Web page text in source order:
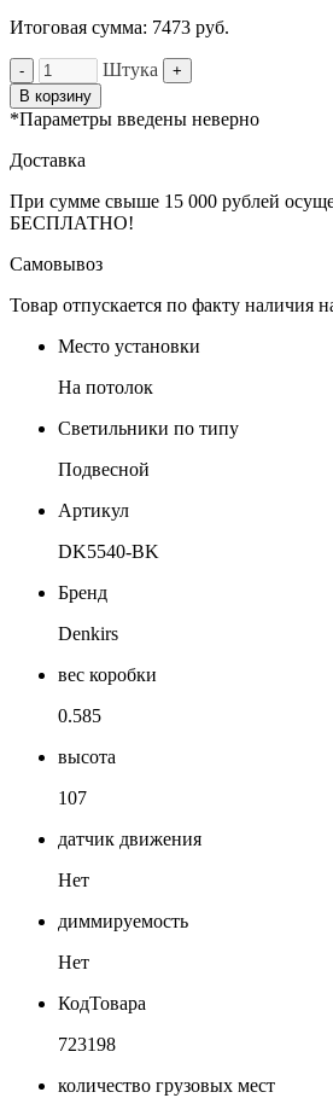
Итоговая сумма: 7473 руб.
- Штука
+
В корзину
*Параметры введены неверно
Доставка
При сумме свыше 15 000 рублей
БЕСПЛАТНО!
Самовывоз
Товар отпускается по факту наличия
Место установки
На потолок
Светильники по типу
Подвесной
Артикул
DK5540-BK
Бренд
Denkirs
вес коробки
0.585
высота
107
датчик движения
Нет
диммируемость
Нет
КодТовара
723198
количество грузовых мест